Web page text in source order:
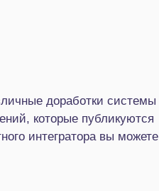
доработки системы
которые публикуются
интегратора вы можете